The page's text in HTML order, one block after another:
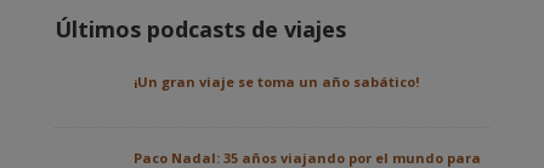
Últimos podcasts de viajes
¡Un gran viaje se toma un año sabático!
Paco Nadal: 35 años viajando por el mundo para